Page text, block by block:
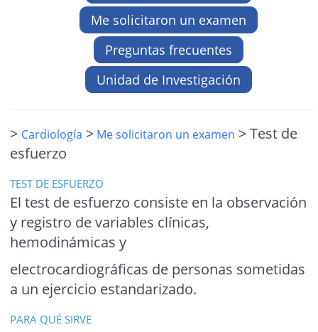
Me solicitaron un examen
Preguntas frecuentes
Unidad de Investigación
> Cardiología > Me solicitaron un examen > Test de
esfuerzo
TEST DE ESFUERZO
El test de esfuerzo consiste en la observación
y registro de variables clínicas,
hemodinámicas y
electrocardiográficas de personas sometidas
a un ejercicio estandarizado.
PARA QUÉ SIRVE